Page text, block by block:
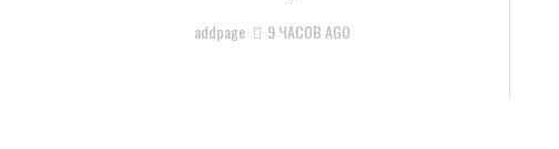
addpage 9 ЧАСОВ AGO